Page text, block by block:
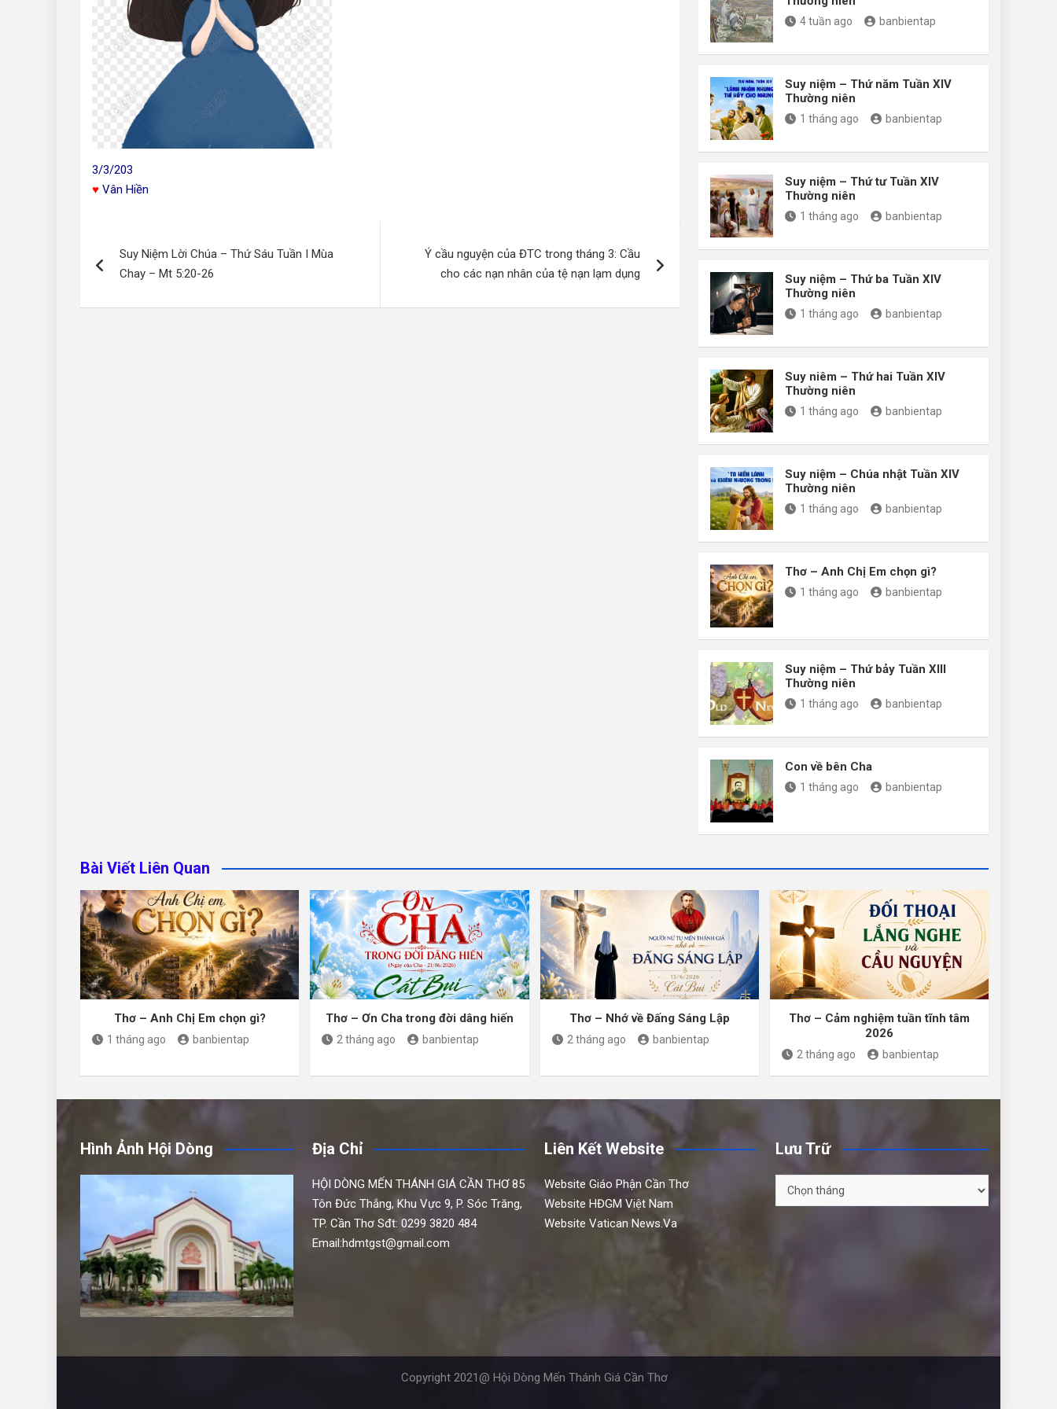
3/3/203
♥ Vân Hiền
hướng
bài
Suy Niệm Lời Chúa – Thứ Sáu Tuần I Mùa
Chay – Mt 5:20-26
Ý cầu nguyện của ĐTC trong tháng 3: Cầu
cho các nạn nhân của tệ nạn lạm dụng
4 tuần ago banbientap
Suy niệm – Thứ năm Tuần XIV
Thường niên
1 tháng ago banbientap
Suy niệm – Thứ tư Tuần XIV
Thường niên
1 tháng ago banbientap
Suy niệm – Thứ ba Tuần XIV
Thường niên
1 tháng ago banbientap
Suy niêm – Thứ hai Tuần XIV
Thường niên
1 tháng ago banbientap
Suy niệm – Chúa nhật Tuần XIV
Thường niên
1 tháng ago banbientap
Thơ – Anh Chị Em chọn gì?
1 tháng ago banbientap
Suy niệm – Thứ bảy Tuần XIII
Thường niên
1 tháng ago banbientap
Con về bên Cha
1 tháng ago banbientap
Bài Viết Liên Quan
Thơ – Anh Chị Em chọn gì?
1 tháng ago banbientap
Thơ – Ơn Cha trong đời dâng hiến
2 tháng ago banbientap
Thơ – Nhớ về Đấng Sáng Lập
2 tháng ago banbientap
Thơ – Cảm nghiệm tuần tĩnh tâm
2026
2 tháng ago banbientap
Hình Ảnh Hội Dòng Địa Chỉ
HỘI DÒNG MẾN THÁNH GIÁ CẦN THƠ 85
Tôn Đức Thắng, Khu Vực 9, P. Sóc Trăng,
TP. Cần Thơ Sđt: 0299 3820 484
Email:hdmtgst@gmail.com
Liên Kết Website
Website Giáo Phận Cần Thơ
Website HĐGM Việt Nam
Website Vatican News.Va
Lưu Trữ
Lưu
Trữ
Copyright 2021@ Hội Dòng Mến Thánh Giá Cần Thơ